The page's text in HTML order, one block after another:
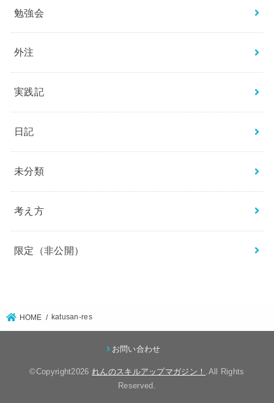
勉強会
外注
実践記
日記
未分類
考え方
限定（非公開）
HOME katusan-res
お問い合わせ
©Copyright2026 れんのスキルアップマガジン！ .All Rights
Reserved.